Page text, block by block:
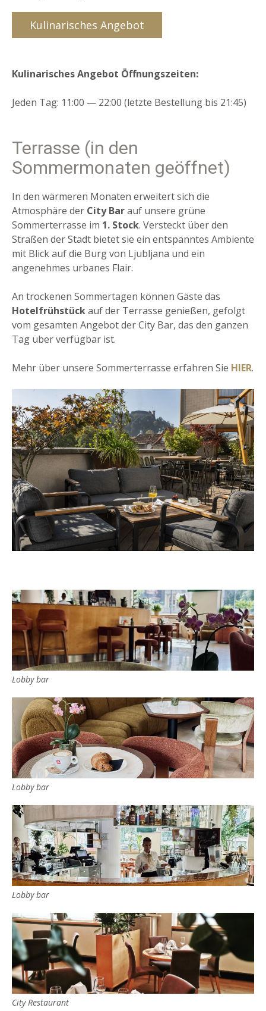
Kulinarisches Angebot
Kulinarisches Angebot Öffnungszeiten:
Jeden Tag: 11:00 — 22:00 (letzte Bestellung bis 21:45)
Terrasse (in den
Sommermonaten geöffnet)
In den wärmeren Monaten erweitert sich die
Atmosphäre der City Barauf unsere grüne
Sommerterrasse im 1. Stock. Versteckt über den
Straßen der Stadt bietet sie ein entspanntes Ambiente
mit Blick auf die Burg von Ljubljana und ein
angenehmes urbanes Flair.
An trockenen Sommertagen können Gäste das
Hotelfrühstückauf der Terrasse genießen, gefolgt
vom gesamten Angebot der City Bar, das den ganzen
Tag über verfügbar ist.
Mehr über unsere Sommerterrasse erfahren Sie HIER.
Lobby bar
Lobby bar
Lobby bar
City Restaurant